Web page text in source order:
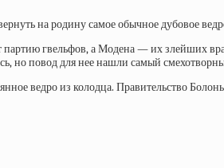
на родину самое обычное дубовое
гвельфов, а Модена — их злейших
ноповод для неенашли самый
ведро из колодца. Правительство